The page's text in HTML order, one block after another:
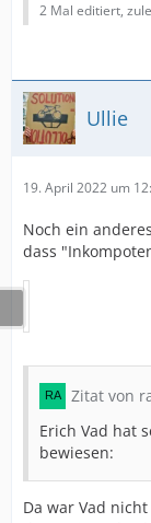
2 Mal editiert,
Ullie
19. April 2022 um
Noch ein
dass
Zitat von
Erich Vad hat
bewiesen:
Da war Vad